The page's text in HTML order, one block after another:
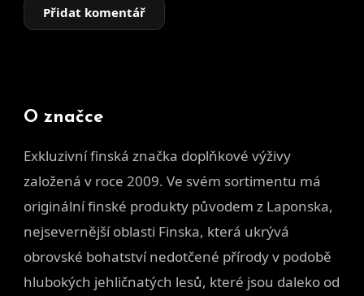
Přidat komentář
O značce
Exkluzivní finská značka doplňkové výživy
založená v roce 2009. Ve svém sortimentu má
originální finské produkty původem z Laponska,
nejsevernější oblasti Finska, která ukrývá
obrovské bohatství nedotčené přírody v podobě
hlubokých jehličnatých lesů, které jsou daleko od